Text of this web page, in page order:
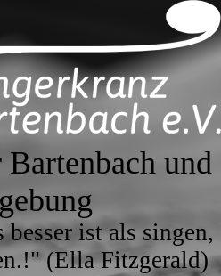
und
ist als singen,
(Ella Fitzgerald)